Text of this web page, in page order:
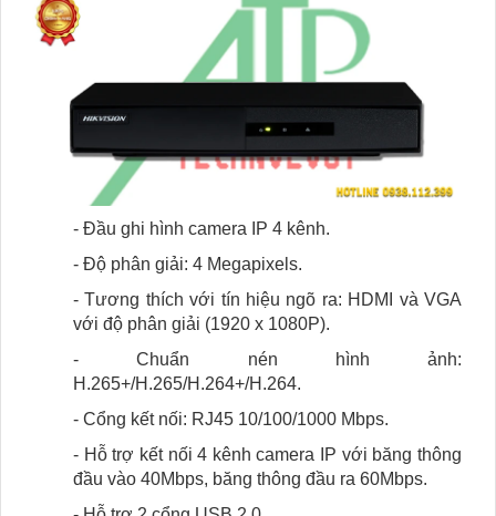
- Đầu ghi hình camera IP 4 kênh.
- Độ phân giải: 4 Megapixels.
- Tương thích với tín hiệu ngõ ra: HDMI và VGA
với độ phân giải (1920 x 1080P).
- Chuẩn nén hình ảnh:
H.265+/H.265/H.264+/H.264.
- Cổng kết nối: RJ45 10/100/1000 Mbps.
- Hỗ trợ kết nối 4 kênh camera IP với băng thông
đầu vào 40Mbps, băng thông đầu ra 60Mbps.